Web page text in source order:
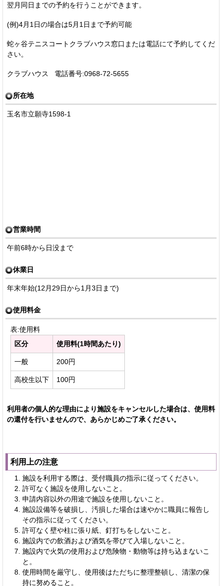
翌月同日までの予約を行うことができます。
(例)4月1日の場合は5月1日まで予約可能
蛇ヶ谷テニスコートクラブハウス窓口または電話にて予約してくだ
さい。
クラブハウス 電話番号:0968-72-5655
所在地
玉名市立願寺1598-1
営業時間
午前6時から日没まで
休業日
年末年始(12月29日から1月3日まで)
使用料金
表:使用料
区分
使用料(1時間あたり)
一般 200円
高校生以下 100円
利用者の個人的な理由により施設をキャンセルした場合は、使用料
の還付を行いませんので、あらかじめご了承ください。
利用上の注意
施設を利用する際は、受付職員の指示に従ってください。
許可なく施設を使用しないこと。
申請内容以外の用途で施設を使用しないこと。
施設設備等を破損し、汚損した場合は速やかに職員に報告し
その指示に従ってください。
許可なく壁や柱に張り紙、釘打ちをしないこと。
施設内での飲酒および酒気を帯びて入場しないこと。
施設内で火気の使用および危険物・動物等は持ち込まないこ
と。
使用時間を厳守し、使用後はただちに整理整頓し、清潔の保
持に努めること。